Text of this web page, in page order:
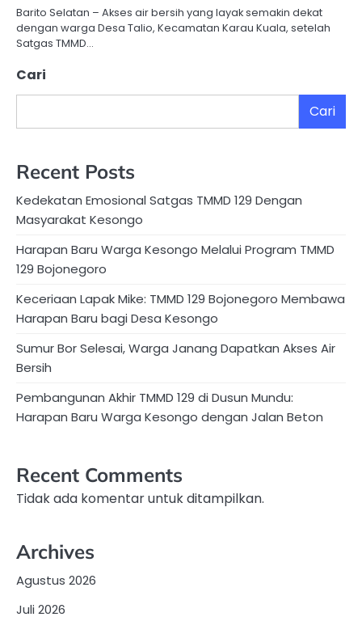
Barito Selatan – Akses air bersih yang layak semakin dekat
dengan warga Desa Talio, Kecamatan Karau Kuala, setelah
Satgas TMMD…
Cari
Cari
Recent Posts
Kedekatan Emosional Satgas TMMD 129 Dengan
Masyarakat Kesongo
Harapan Baru Warga Kesongo Melalui Program TMMD
129 Bojonegoro
Keceriaan Lapak Mike: TMMD 129 Bojonegoro Membawa
Harapan Baru bagi Desa Kesongo
Sumur Bor Selesai, Warga Janang Dapatkan Akses Air
Bersih
Pembangunan Akhir TMMD 129 di Dusun Mundu:
Harapan Baru Warga Kesongo dengan Jalan Beton
Recent Comments
Tidak ada komentar untuk ditampilkan.
Archives
Agustus 2026
Juli 2026